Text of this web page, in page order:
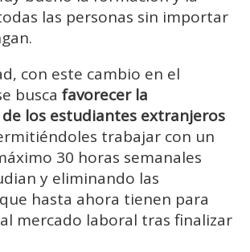
las personas sin importar
con este cambio en el
busca favorecer la
los estudiantes extranjeros
trabajar con un
30 horas semanales
y eliminando las
hasta ahora tienen para
mercado laboral tras finalizar